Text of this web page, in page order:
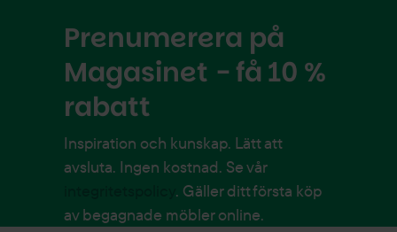
Prenumerera på
Magasinet - få 10 %
rabatt
Inspiration och kunskap. Lätt att
avsluta. Ingen kostnad. Se vår
. Gäller ditt första köp
av begagnade möbler online.